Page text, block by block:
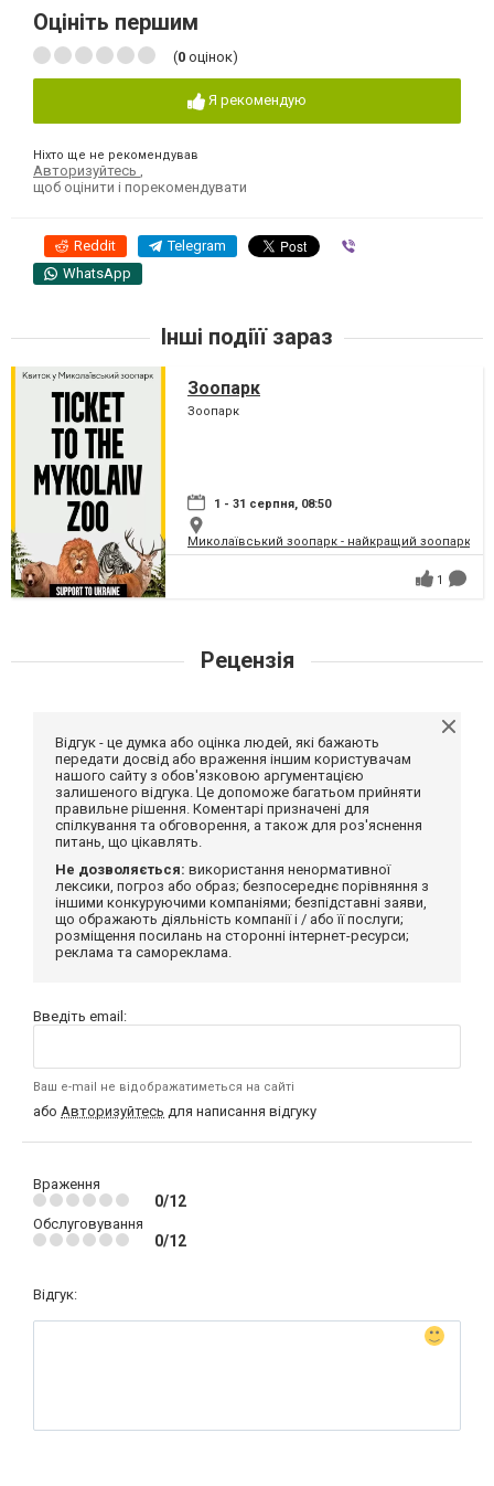
Оцініть першим
(0 оцінок)
Я рекомендую
Ніхто ще не рекомендував
Авторизуйтесь
щоб оцінити і порекомендувати
Reddit Telegram
WhatsApp
Інші подіїї зараз
Зоопарк
Зоопарк
1 - 31 серпня, 08:50
Миколаївський зоопарк - найкращий зоопарк
1
Рецензія
Відгук - це думка або оцінка людей, які бажають
передати досвід або враження іншим користувачам
нашого сайту з обов'язковою аргументацією
залишеного відгука. Це допоможе багатьом прийняти
правильне рішення. Коментарі призначені для
спілкування та обговорення, а також для роз'яснення
питань, що цікавлять.
Не дозволяється: використання ненормативної
лексики, погроз або образ; безпосереднє порівняння з
іншими конкуруючими компаніями; безпідставні заяви,
що ображають діяльність компанії і / або її послуги;
розміщення посилань на сторонні інтернет-ресурси;
реклама та самореклама.
Введіть email:
Ваш e-mail не відображатиметься на сайті
або Авторизуйтесь для написання відгуку
Враження
0/12
Обслуговування
0/12
Відгук: